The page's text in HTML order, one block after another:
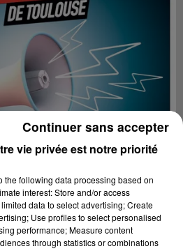
vie privée est notre priorité
the following data processing based on
interest: Store and/or access
data to select advertising; Create
Use profiles to select personalised
performance; Measure content
through statistics or combinations
Continuer sans accepter